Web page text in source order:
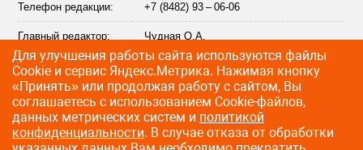
Телефон редакции: +7 (8482) 93 – 06-06
Главный редактор: Чудная О.А.
Адрес электронной
почты редакции:
info@citytraffic.ru
©2009—2026 CityTraffic — все права защищены
Для улучшения работы сайта используются файлы
Сookie и сервис Яндекс.Метрика. Нажимая кнопку
«Принять» или продолжая работу с сайтом, Вы
соглашаетесь с использованием Cookie-файлов,
данных метрических систем и политикой
конфиденциальности. В случае отказа от обработки